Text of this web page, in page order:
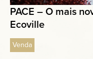
PACE – O mais
Ecoville
Venda